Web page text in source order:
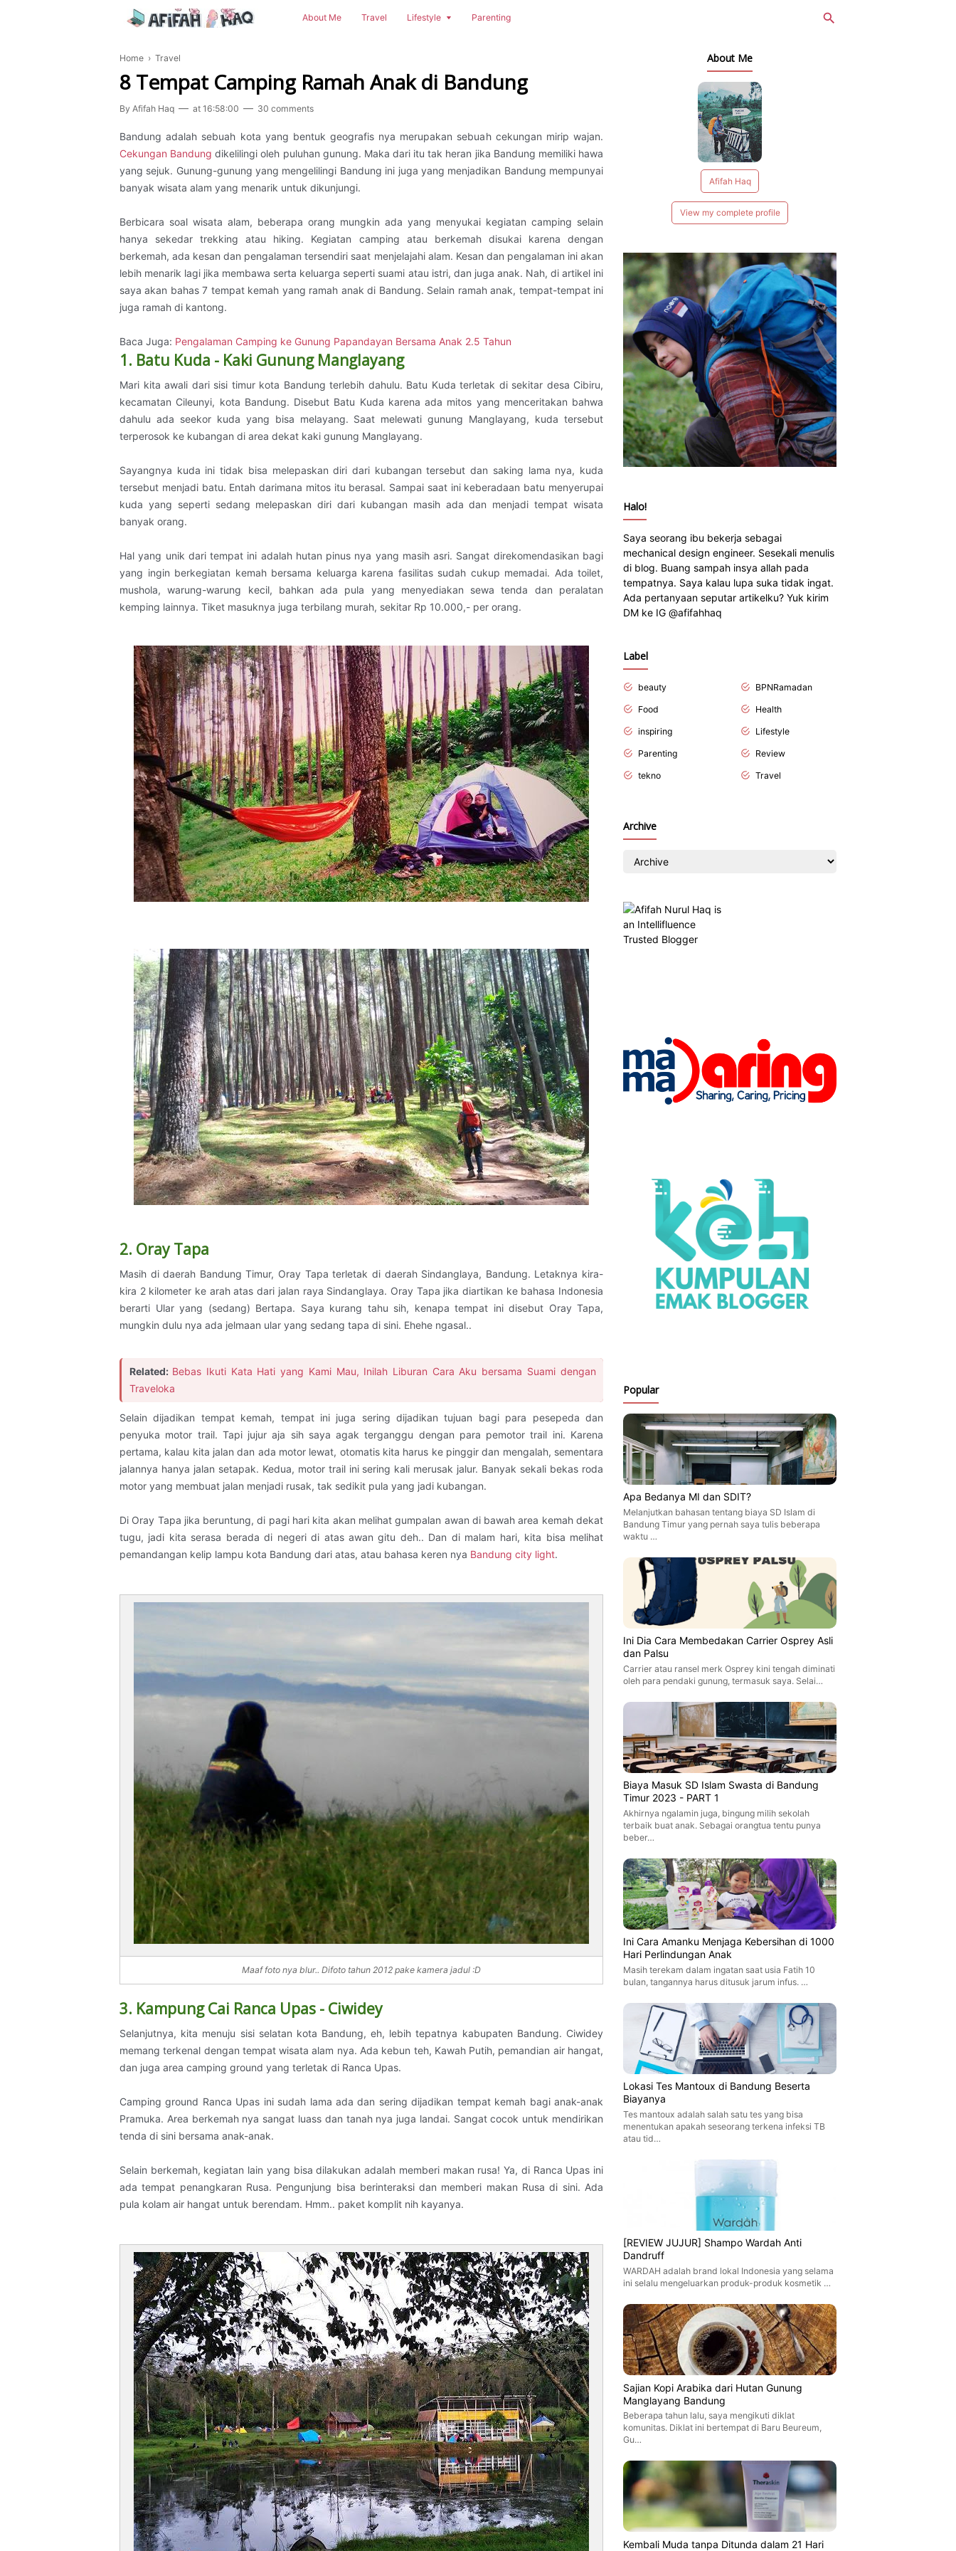
About Me Travel Lifestyle Parenting
Home › Travel
8 Tempat Camping Ramah Anak di Bandung
By Afifah Haq at 16:58:00 30 comments
Bandung adalah sebuah kota yang bentuk geografis nya merupakan sebuah cekungan mirip wajan.
Cekungan Bandung dikelilingi oleh puluhan gunung. Maka dari itu tak heran jika Bandung memiliki hawa
yang sejuk. Gunung-gunung yang mengelilingi Bandung ini juga yang menjadikan Bandung mempunyai
banyak wisata alam yang menarik untuk dikunjungi.
Berbicara soal wisata alam, beberapa orang mungkin ada yang menyukai kegiatan camping selain
hanya sekedar trekking atau hiking. Kegiatan camping atau berkemah disukai karena dengan
berkemah, ada kesan dan pengalaman tersendiri saat menjelajahi alam. Kesan dan pengalaman ini akan
lebih menarik lagi jika membawa serta keluarga seperti suami atau istri, dan juga anak. Nah, di artikel ini
saya akan bahas 7 tempat kemah yang ramah anak di Bandung. Selain ramah anak, tempat-tempat ini
juga ramah di kantong.
Baca Juga: Pengalaman Camping ke Gunung Papandayan Bersama Anak 2.5 Tahun
1. Batu Kuda - Kaki Gunung Manglayang
Mari kita awali dari sisi timur kota Bandung terlebih dahulu. Batu Kuda terletak di sekitar desa Cibiru,
kecamatan Cileunyi, kota Bandung. Disebut Batu Kuda karena ada mitos yang menceritakan bahwa
dahulu ada seekor kuda yang bisa melayang. Saat melewati gunung Manglayang, kuda tersebut
terperosok ke kubangan di area dekat kaki gunung Manglayang.
Sayangnya kuda ini tidak bisa melepaskan diri dari kubangan tersebut dan saking lama nya, kuda
tersebut menjadi batu. Entah darimana mitos itu berasal. Sampai saat ini keberadaan batu menyerupai
kuda yang seperti sedang melepaskan diri dari kubangan masih ada dan menjadi tempat wisata
banyak orang.
Hal yang unik dari tempat ini adalah hutan pinus nya yang masih asri. Sangat direkomendasikan bagi
yang ingin berkegiatan kemah bersama keluarga karena fasilitas sudah cukup memadai. Ada toilet,
mushola, warung-warung kecil, bahkan ada pula yang menyediakan sewa tenda dan peralatan
kemping lainnya. Tiket masuknya juga terbilang murah, sekitar Rp 10.000,- per orang.
2. Oray Tapa
Masih di daerah Bandung Timur, Oray Tapa terletak di daerah Sindanglaya, Bandung. Letaknya kira-
kira 2 kilometer ke arah atas dari jalan raya Sindanglaya. Oray Tapa jika diartikan ke bahasa Indonesia
berarti Ular yang (sedang) Bertapa. Saya kurang tahu sih, kenapa tempat ini disebut Oray Tapa,
mungkin dulu nya ada jelmaan ular yang sedang tapa di sini. Ehehe ngasal..
Related: Bebas Ikuti Kata Hati yang Kami Mau, Inilah Liburan Cara Aku bersama Suami dengan
Traveloka
Selain dijadikan tempat kemah, tempat ini juga sering dijadikan tujuan bagi para pesepeda dan
penyuka motor trail. Tapi jujur aja sih saya agak terganggu dengan para pemotor trail ini. Karena
pertama, kalau kita jalan dan ada motor lewat, otomatis kita harus ke pinggir dan mengalah, sementara
jalannya hanya jalan setapak. Kedua, motor trail ini sering kali merusak jalur. Banyak sekali bekas roda
motor yang membuat jalan menjadi rusak, tak sedikit pula yang jadi kubangan.
Di Oray Tapa jika beruntung, di pagi hari kita akan melihat gumpalan awan di bawah area kemah dekat
tugu, jadi kita serasa berada di negeri di atas awan gitu deh.. Dan di malam hari, kita bisa melihat
pemandangan kelip lampu kota Bandung dari atas, atau bahasa keren nya Bandung city light.
Maaf foto nya blur.. Difoto tahun 2012 pake kamera jadul :D
3. Kampung Cai Ranca Upas - Ciwidey
Selanjutnya, kita menuju sisi selatan kota Bandung, eh, lebih tepatnya kabupaten Bandung. Ciwidey
memang terkenal dengan tempat wisata alam nya. Ada kebun teh, Kawah Putih, pemandian air hangat,
dan juga area camping ground yang terletak di Ranca Upas.
Camping ground Ranca Upas ini sudah lama ada dan sering dijadikan tempat kemah bagi anak-anak
Pramuka. Area berkemah nya sangat luass dan tanah nya juga landai. Sangat cocok untuk mendirikan
tenda di sini bersama anak-anak.
Selain berkemah, kegiatan lain yang bisa dilakukan adalah memberi makan rusa! Ya, di Ranca Upas ini
ada tempat penangkaran Rusa. Pengunjung bisa berinteraksi dan memberi makan Rusa di sini. Ada
pula kolam air hangat untuk berendam. Hmm.. paket komplit nih kayanya.
About Me
Afifah Haq
View my complete profile
Halo!
Saya seorang ibu bekerja sebagai
mechanical design engineer. Sesekali menulis
di blog. Buang sampah insya allah pada
tempatnya. Saya kalau lupa suka tidak ingat.
Ada pertanyaan seputar artikelku? Yuk kirim
DM ke IG @afifahhaq
Label
beauty BPNRamadan
Food Health
inspiring Lifestyle
Parenting Review
tekno Travel
Archive
Popular
Apa Bedanya MI dan SDIT?
Melanjutkan bahasan tentang biaya SD Islam di
Bandung Timur yang pernah saya tulis beberapa
waktu …
Ini Dia Cara Membedakan Carrier Osprey Asli
dan Palsu
Carrier atau ransel merk Osprey kini tengah diminati
oleh para pendaki gunung, termasuk saya. Selai…
Biaya Masuk SD Islam Swasta di Bandung
Timur 2023 - PART 1
Akhirnya ngalamin juga, bingung milih sekolah
terbaik buat anak. Sebagai orangtua tentu punya
beber…
Ini Cara Amanku Menjaga Kebersihan di 1000
Hari Perlindungan Anak
Masih terekam dalam ingatan saat usia Fatih 10
bulan, tangannya harus ditusuk jarum infus. …
Lokasi Tes Mantoux di Bandung Beserta
Biayanya
Tes mantoux adalah salah satu tes yang bisa
menentukan apakah seseorang terkena infeksi TB
atau tid…
[REVIEW JUJUR] Shampo Wardah Anti
Dandruff
WARDAH adalah brand lokal Indonesia yang selama
ini selalu mengeluarkan produk-produk kosmetik …
Sajian Kopi Arabika dari Hutan Gunung
Manglayang Bandung
Beberapa tahun lalu, saya mengikuti diklat
komunitas. Diklat ini bertempat di Baru Beureum,
Gu…
Kembali Muda tanpa Ditunda dalam 21 Hari